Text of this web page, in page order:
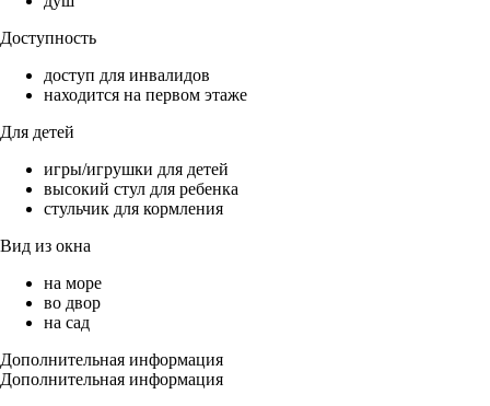
Доступность
доступ для инвалидов
находится на первом этаже
Для детей
игры/игрушки для детей
высокий стул для ребенка
стульчик для кормления
Вид из окна
на море
во двор
на сад
Дополнительная информация
Дополнительная информация